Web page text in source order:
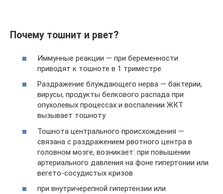
Почему тошнит и рвет?
Иммунные реакции — при беременности
приводят к тошноте в 1 триместре
Раздражение блуждающего нерва — бактерии,
вирусы, продукты белкового распада при
опухолевых процессах и воспалении ЖКТ
вызывает тошноту
Тошнота центрального происхождения —
связана с раздражением рвотного центра в
головном мозге, возникает: при повышении
артериального давления на фоне гипертонии или
вегето-сосудистых кризов
при внутричерепной гипертензии или